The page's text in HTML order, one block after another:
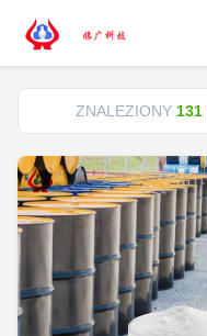
ZNALEZIONY 131